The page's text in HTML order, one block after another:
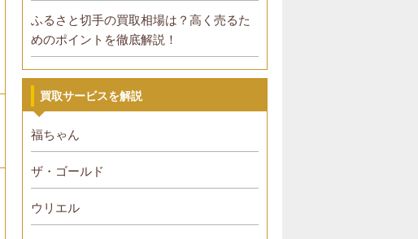
ふるさと切手の買取相場は？高く売るた
めのポイントを徹底解説！
買取サービスを解説
福ちゃん
ザ・ゴールド
ウリエル